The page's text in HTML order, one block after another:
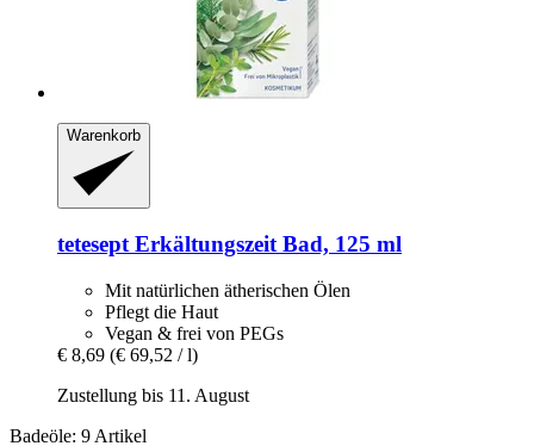
Warenkorb
teteseptErkältungszeit Bad, 125 ml
Mit natürlichen ätherischen Ölen
Pflegt die Haut
Vegan & frei von PEGs
€ 8,69 (€ 69,52 / l)
Zustellung bis 11. August
Badeöle: 9 Artikel